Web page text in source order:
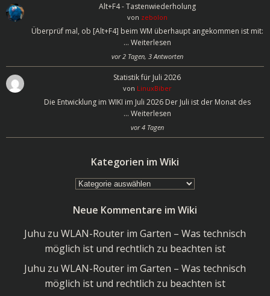
Alt+F4 - Tastenwiederholung
von zebolon
Überprüf mal, ob [Alt+F4] beim WM überhaupt angekommen ist mit:
… Weiterlesen
vor 2 Tagen, 3 Antworten
Statistik für Juli 2026
von LinuxBiber
Die Entwicklung im WIKI im Juli 2026 Der Juli ist der Monat des
… Weiterlesen
vor 4 Tagen
Kategorien im Wiki
Kategorien
Wiki
Neue Kommentare im Wiki
Juhu zu WLAN-Router im Garten – Was technisch
möglich ist und rechtlich zu beachten ist
Juhu zu WLAN-Router im Garten – Was technisch
möglich ist und rechtlich zu beachten ist